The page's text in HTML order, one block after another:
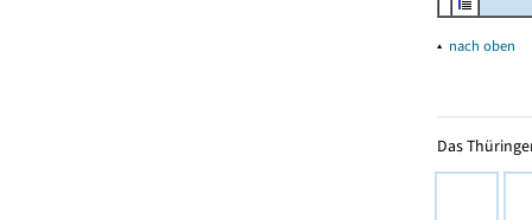
▴ nach oben
Das